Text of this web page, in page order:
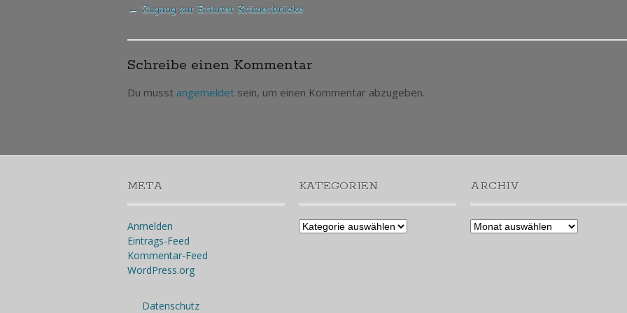
Post
navigation
← Zugang zur Erfurter Krämerbrücke
Schreibe einen Kommentar
Du musst angemeldet sein, um einen Kommentar abzugeben.
META
Anmelden
Eintrags-Feed
Kommentar-Feed
WordPress.org
Datenschutz
KATEGORIEN
Kategorien
ARCHIV
Archiv